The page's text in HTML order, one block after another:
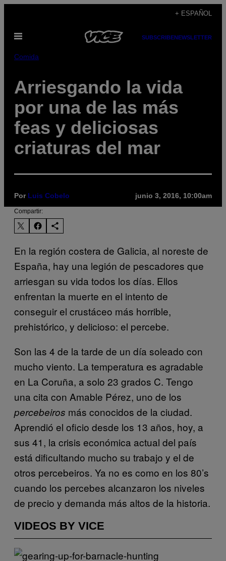
contenido
+ ESPAÑOL
Abrir
SUBSCRIBENEWSLETTER
Comida
Arriesgando la vida
por una de las más
feas y deliciosas
criaturas del mar
Por Luis Cobelo junio 3, 2016, 10:00am
Compartir:
En la región costera de Galicia, al noreste de
España, hay una legión de pescadores que
arriesgan su vida todos los días. Ellos
enfrentan la muerte en el intento de
conseguir el crustáceo más horrible,
prehistórico, y delicioso: el percebe.
Son las 4 de la tarde de un día soleado con
mucho viento. La temperatura es agradable
en La Coruña, a solo 23 grados C. Tengo
una cita con Amable Pérez, uno de los
percebeiros más conocidos de la ciudad.
Aprendió el oficio desde los 13 años, hoy, a
sus 41, la crisis económica actual del país
está dificultando mucho su trabajo y el de
otros percebeiros. Ya no es como en los 80’s
cuando los percebes alcanzaron los niveles
de precio y demanda más altos de la historia.
VIDEOS BY VICE